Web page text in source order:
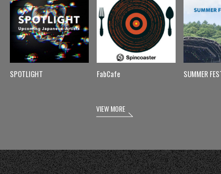
SPOTLIGHT FabCafe SUMMER
VIEW MORE